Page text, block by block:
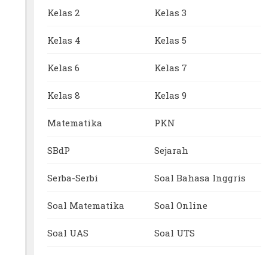
Kelas 2 Kelas 3
Kelas 4 Kelas 5
Kelas 6 Kelas 7
Kelas 8 Kelas 9
Matematika PKN
SBdP Sejarah
Serba-Serbi Soal Bahasa Inggris
Soal Matematika Soal Online
Soal UAS Soal UTS